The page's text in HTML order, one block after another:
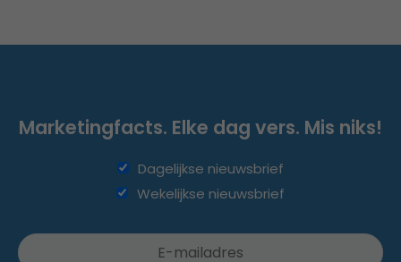
Marketingfacts. Elke dag vers. Mis niks!
Dagelijkse nieuwsbrief
Wekelijkse nieuwsbrief